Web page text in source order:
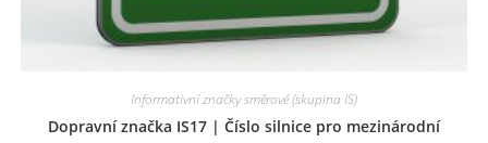
Informativní značky směrové (skupina IS)
Dopravní značka IS17 | Číslo silnice pro mezinárodní